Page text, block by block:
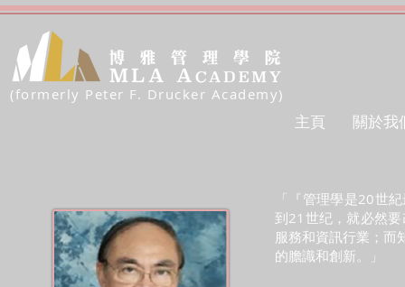
(formerly Peter F. Drucker Academy)
主頁 關於我
「『管理學是20世
到21世纪，就必然
服務和資訊行業；而
的膽識和創新。」